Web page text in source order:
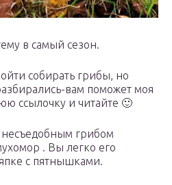
в самый сезон.
собирать грибы, но
вам поможет моя
ссылочку и читайте 🙂
грибом
. Вы легко его
с пятнышками.